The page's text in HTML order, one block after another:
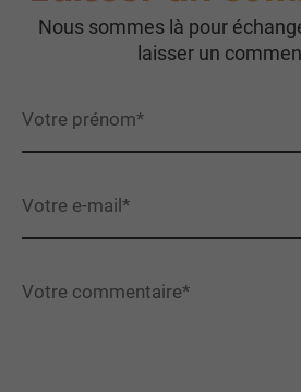
Nous sommes là pour
laisser un